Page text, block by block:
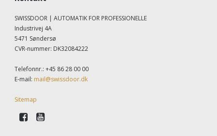
SWISSDOOR | AUTOMATIK FOR PROFESSIONELLE
Industrivej 4A
5471 Søndersø
CVR-nummer: DK32084222
Telefonnr.: +45 86 28 00 00
E-mail: mail@swissdoor.dk
Sitemap